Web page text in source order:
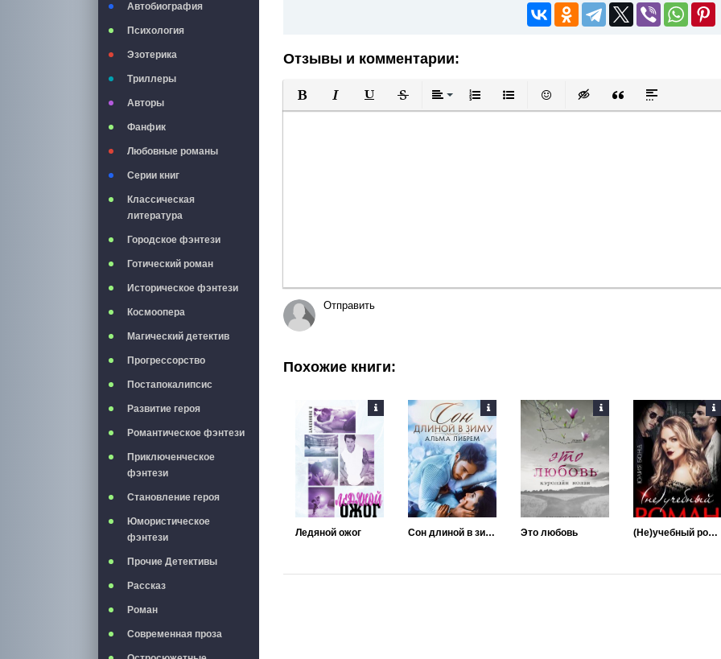
Автобиография
Психология
Эзотерика
Триллеры
Авторы
Фанфик
Любовные романы
Серии книг
Классическая
литература
Городское фэнтези
Готический роман
Историческое фэнтези
Космоопера
Магический детектив
Прогрессорство
Постапокалипсис
Развитие героя
Романтическое фэнтези
Приключенческое
фэнтези
Становление героя
Юмористическое
фэнтези
Прочие Детективы
Рассказ
Роман
Современная проза
Отзывы и комментарии:
Полужирный
КурсивПодчеркнутый
ЗачеркнутыйВыравнивание
Нумерованный список
Маркированный список
Вставить смайлик
Вставка скрытого текста
Вставка цитаты
Вставка
Отправить
Похожие книги:
Ледяной ожог Сон длиной в зиму Это любовь (Не)учебный роман